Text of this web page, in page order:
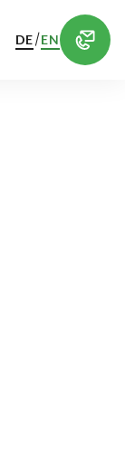
DE/EN